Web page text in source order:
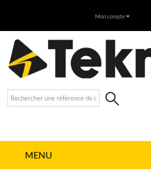
Mon compte
MENU